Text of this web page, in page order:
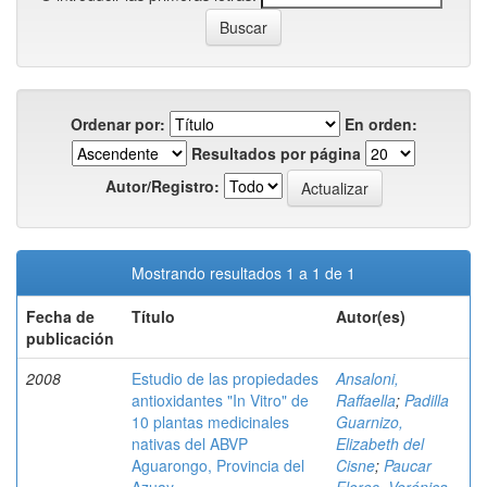
Ordenar por:
En orden:
Resultados por página
Autor/Registro:
Mostrando resultados 1 a 1 de 1
Fecha de
publicación
Título Autor(es)
2008
Estudio de las propiedades
antioxidantes "In Vitro" de
10 plantas medicinales
nativas del ABVP
Aguarongo, Provincia del
Ansaloni,
Raffaella; Padilla
Guarnizo,
Elizabeth del
Cisne; Paucar